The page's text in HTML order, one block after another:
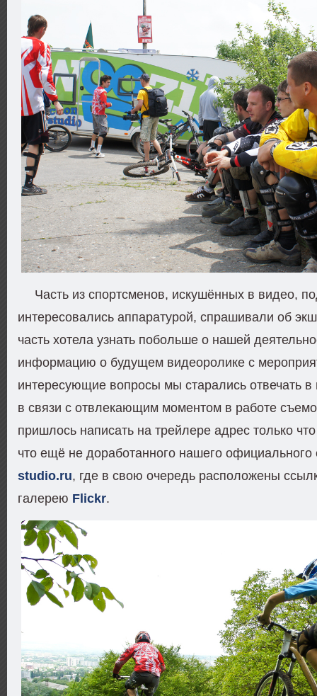
Часть из спортсменов, искушённых в видео,
интересовались аппаратурой, спрашивали об
часть хотела узнать побольше о нашей
информацию о будущем видеоролике с
интересующие вопросы мы старались отвечать
в связи с отвлекающим моментом в работе
пришлось написать на трейлере адрес только
что ещё не доработанного нашего официального
studio.ru, где в свою очередь расположены
галерею Flickr.